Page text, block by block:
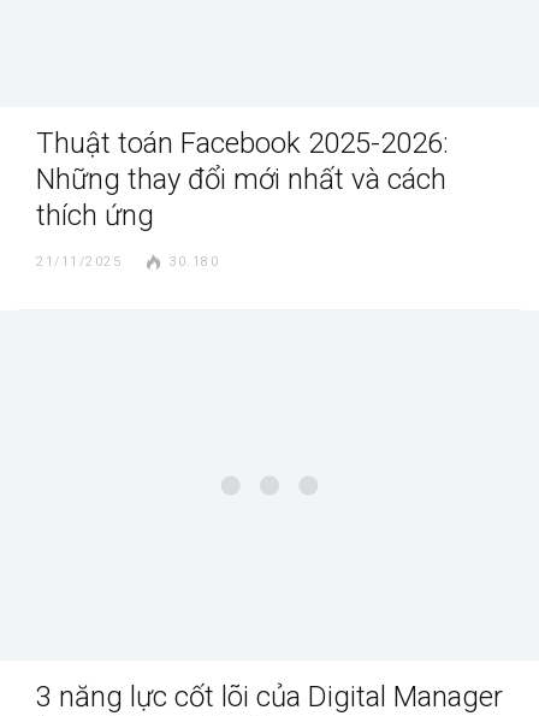
Thuật toán Facebook 2025-2026:
Những thay đổi mới nhất và cách
thích ứng
21/11/2025 30.180
3 năng lực cốt lõi của Digital Manager